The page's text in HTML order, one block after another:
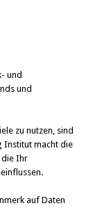
und
und
zu nutzen, sind
Institut macht die
die Ihr
auf Daten